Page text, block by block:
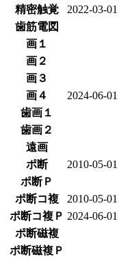
精密触覚
2022-03-01
歯筋電図
画１
画２
画３
画４
2024-06-01
歯画１
歯画２
遠画
ポ断
2010-05-01
ポ断Ｐ
ポ断コ複
2010-05-01
ポ断コ複Ｐ 2024-06-01
ポ断磁複
ポ断磁複Ｐ